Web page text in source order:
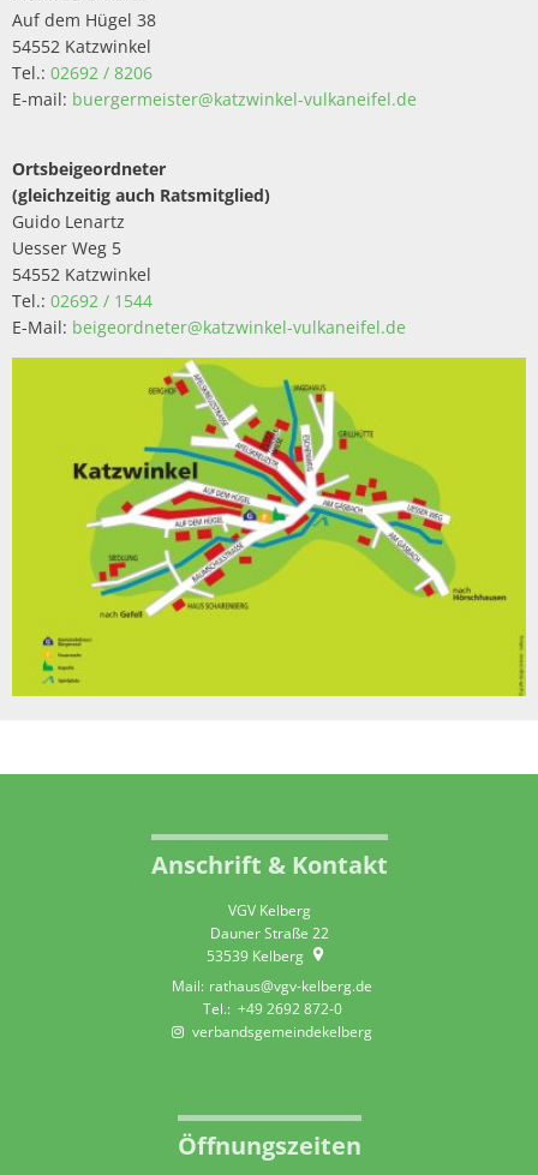
Auf dem Hügel 38
54552 Katzwinkel
Tel.: 02692 / 8206
E-mail: buergermeister@katzwinkel-vulkaneifel.de
Ortsbeigeordneter
(gleichzeitig auch Ratsmitglied)
Guido Lenartz
Uesser Weg 5
54552 Katzwinkel
Tel.: 02692 / 1544
E-Mail: beigeordneter@katzwinkel-vulkaneifel.de
Anschrift & Kontakt
VGV Kelberg
Dauner Straße 22
53539 Kelberg
rathaus@vgv-kelberg.de
+49 2692 872-0
verbandsgemeindekelberg
Öffnungszeiten